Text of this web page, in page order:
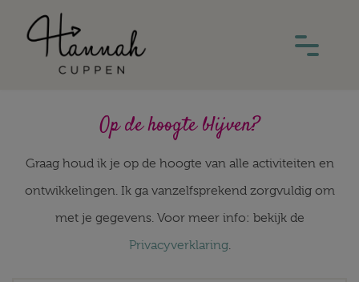
Op de hoogte blijven?
Graag houd ik je op de hoogte van alle activiteiten en
ontwikkelingen. Ik ga vanzelfsprekend zorgvuldig om
met je gegevens. Voor meer info: bekijk de
Privacyverklaring.